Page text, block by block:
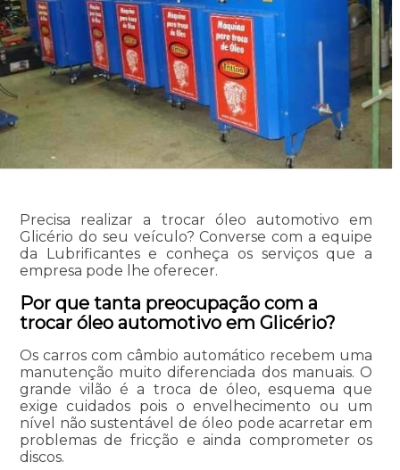
Precisa realizar a trocar óleo automotivo em
Glicério do seu veículo? Converse com a equipe
da Lubrificantes e conheça os serviços que a
empresa pode lhe oferecer.
Por que tanta preocupação com a
trocar óleo automotivo em Glicério?
Os carros com câmbio automático recebem uma
manutenção muito diferenciada dos manuais. O
grande vilão é a troca de óleo, esquema que
exige cuidados pois o envelhecimento ou um
nível não sustentável de óleo pode acarretar em
problemas de fricção e ainda comprometer os
discos.